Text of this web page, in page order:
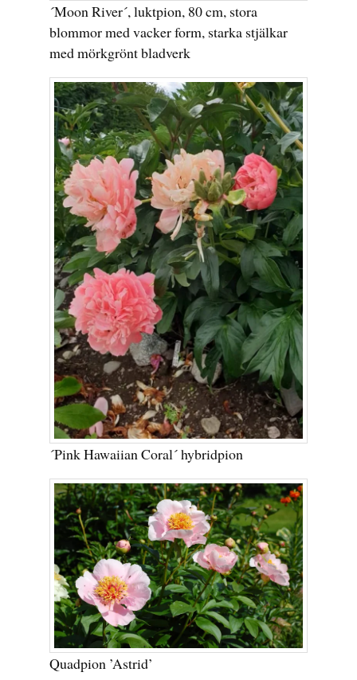
´Moon River´, luktpion, 80 cm, stora
blommor med vacker form, starka stjälkar
med mörkgrönt bladverk
´Pink Hawaiian Coral´ hybridpion
Quadpion ’Astrid’